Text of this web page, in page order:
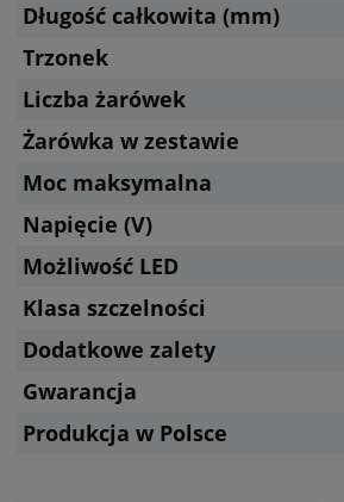
Długość całkowita (mm)
Trzonek
Liczba żarówek
Żarówka w zestawie
Moc maksymalna
Napięcie (V)
Możliwość LED
Klasa szczelności
Dodatkowe zalety
Gwarancja
Produkcja w Polsce